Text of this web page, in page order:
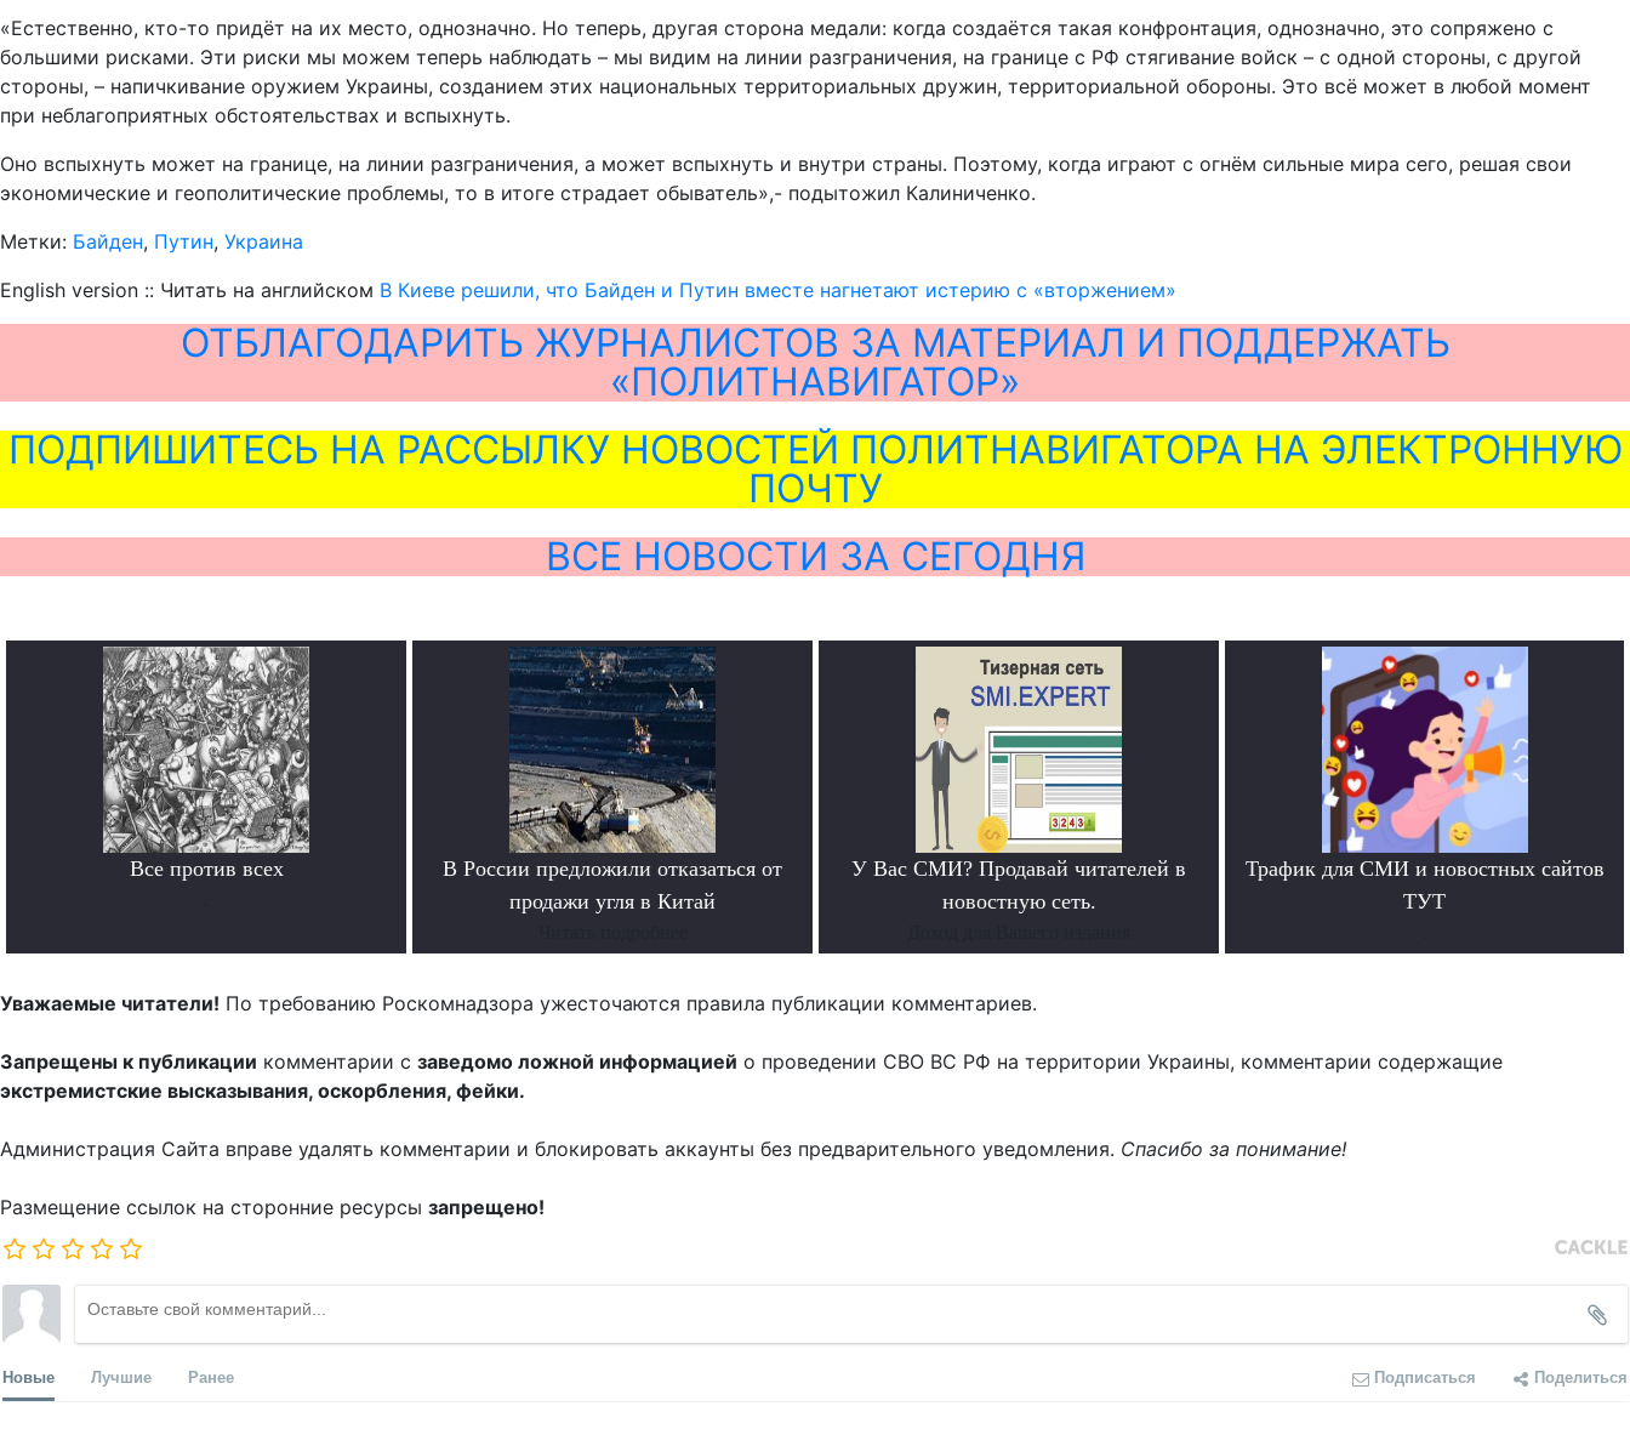
«Естественно, кто-то придёт на их место, однозначно. Но теперь, другая сторона медали: когда создаётся такая конфронтация, однозначно, это сопряжено с
большими рисками. Эти риски мы можем теперь наблюдать – мы видим на линии разграничения, на границе с РФ стягивание войск – с одной стороны, с другой
стороны, – напичкивание оружием Украины, созданием этих национальных территориальных дружин, территориальной обороны. Это всё может в любой момент
при неблагоприятных обстоятельствах и вспыхнуть.
Оно вспыхнуть может на границе, на линии разграничения, а может вспыхнуть и внутри страны. Поэтому, когда играют с огнём сильные мира сего, решая свои
экономические и геополитические проблемы, то в итоге страдает обыватель»,- подытожил Калиниченко.
Метки: Байден, Путин, Украина
English version :: Читать на английском В Киеве решили, что Байден и Путин вместе нагнетают истерию с «вторжением»
ОТБЛАГОДАРИТЬ ЖУРНАЛИСТОВ ЗА МАТЕРИАЛ И ПОДДЕРЖАТЬ
«ПОЛИТНАВИГАТОР»
ПОДПИШИТЕСЬ НА РАССЫЛКУ НОВОСТЕЙ ПОЛИТНАВИГАТОРА НА ЭЛЕКТРОННУЮ
ПОЧТУ
ВСЕ НОВОСТИ ЗА СЕГОДНЯ
Все против всех
В России предложили отказаться от
продажи угля в Китай
У Вас СМИ? Продавай читателей в
новостную сеть.
Трафик для СМИ и новостных сайтов
ТУТ
Уважаемые читатели! По требованию Роскомнадзора ужесточаются правила публикации комментариев.
Запрещены к публикации комментарии с заведомо ложной информацией о проведении СВО ВС РФ на территории Украины, комментарии содержащие
экстремистские высказывания, оскорбления, фейки.
Администрация Сайта вправе удалять комментарии и блокировать аккаунты без предварительного уведомления. Спасибо за понимание!
Размещение ссылок на сторонние ресурсы запрещено!
Новые Лучшие Ранее Подписаться Поделиться